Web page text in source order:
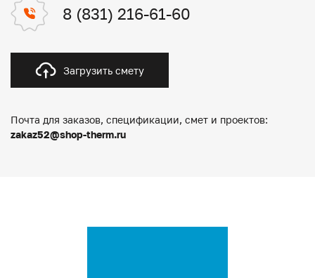
8 (831) 216-61-60
Загрузить смету
Почта для заказов, спецификации, смет и проектов:
zakaz52@shop-therm.ru